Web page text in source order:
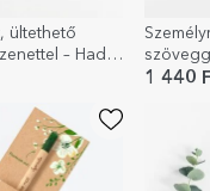
ültethető
– Hadd
1 440